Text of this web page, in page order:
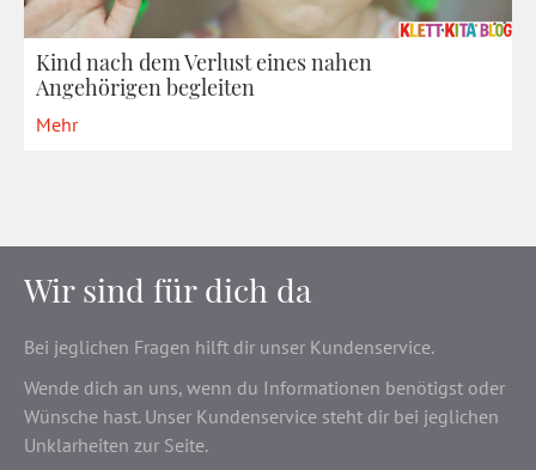
Kind nach dem Verlust eines nahen
Angehörigen begleiten
Mehr
Wir sind für dich da
Bei jeglichen Fragen hilft dir unser Kundenservice.
Wende dich an uns, wenn du Informationen benötigst oder
Wünsche hast. Unser Kundenservice steht dir bei jeglichen
Unklarheiten zur Seite.